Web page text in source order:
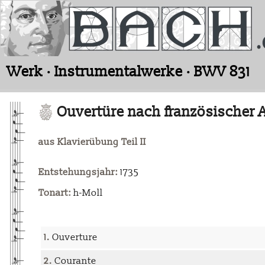
Werk · Instrumentalwerke · BWV 831
Ouvertüre nach französischer
aus Klavierübung Teil II
Entstehungsjahr: 1735
Tonart: h-Moll
1. Ouverture
2. Courante